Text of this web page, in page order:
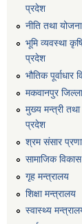
प्रदेश
नीति तथा
भूमि व्यवस्था
प्रदेश
भौतिक पूर्वाधार
मकवानपुर
मुख्य मन्त्री तथा
प्रदेश
श्रम संसार
सामाजिक
गृह मन्त्रालय
शिक्षा मन्त्रालय
स्वास्थ्य